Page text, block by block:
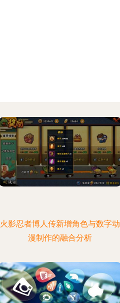
火影忍者博人传新增角色与数字动
漫制作的融合分析